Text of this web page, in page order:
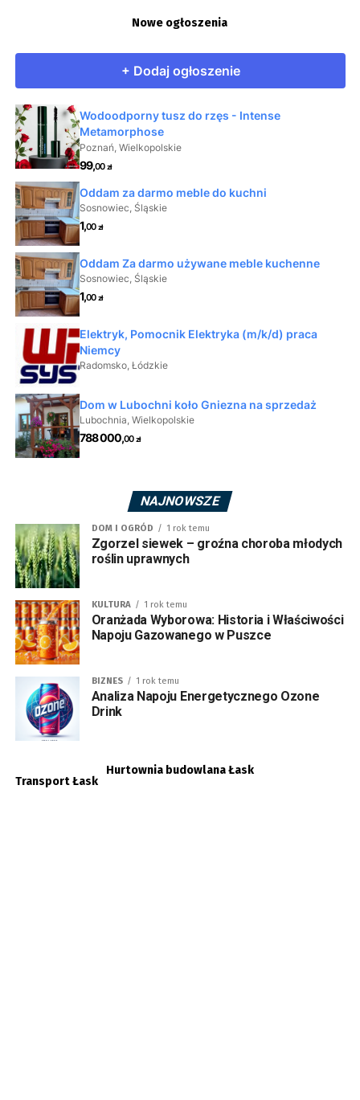
Pogoń Zduńska Wola – UKS Ustków 6:2
Nowe ogłoszenia
NAJNOWSZE
DOM I OGRÓD 1 rok temu
Zgorzel siewek – groźna choroba młodych
roślin uprawnych
KULTURA 1 rok temu
Oranżada Wyborowa: Historia i Właściwości
Napoju Gazowanego w Puszce
BIZNES 1 rok temu
Analiza Napoju Energetycznego Ozone
Drink
Hurtownia budowlana Łask
Transport Łask